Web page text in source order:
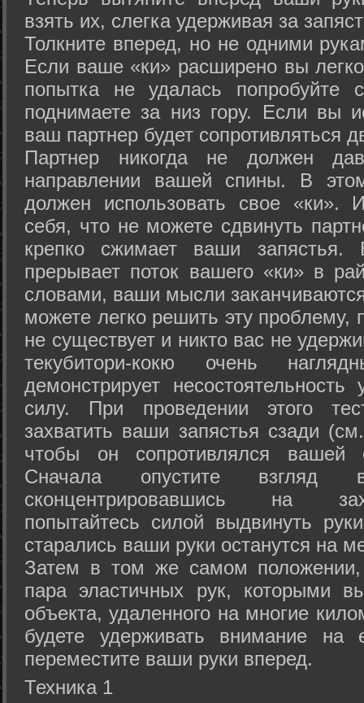
взять их, слегка удерживая за
Толкните вперед, но не одними
Если ваше «ки» расширено вы
попытка не удалась попробуйте
поднимаете за низ гору. Если вы
ваш партнер будет сопротивляться
Партнер никогда не должен
направлении вашей спины. В
должен использовать свое «ки».
себя, что не можете сдвинуть
крепко сжимает ваши запястья.
прерывает поток вашего «ки» в
словами, ваши мысли
можете легко решить эту проблему,
не существует и никто вас не
текубитори-кокю очень
демонстрирует
силу. При проведении этого
захватить ваши запястья сзади
чтобы он сопротивлялся вашей
Сначала опустите
сконцентрировавшись на
попытайтесь силой выдвинуть
старались ваши руки останутся на
Затем в том же самом положении,
пара эластичных рук, которыми
объекта, удаленного на многие
будете удерживать внимание на
переместите ваши руки вперед.
Техника 1